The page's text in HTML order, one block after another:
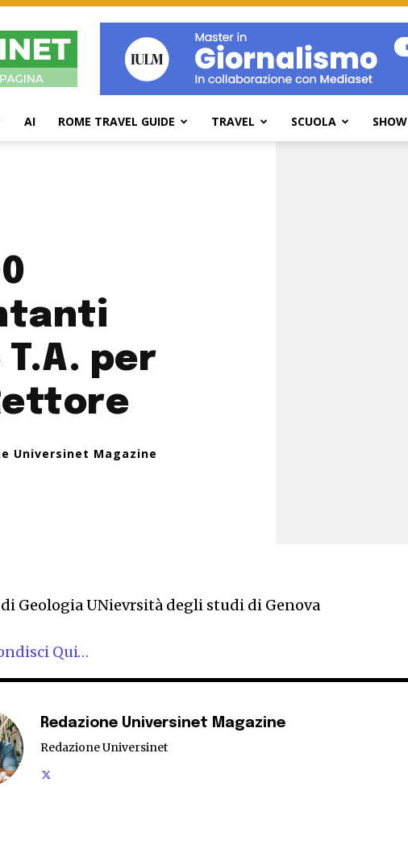
AI ROME TRAVEL GUIDE TRAVEL SCUOLA SHOW
per
Universinet Magazine
Geologia UNievrsità degli studi di Genova
Qui…
Redazione Universinet Magazine
Redazione Universinet